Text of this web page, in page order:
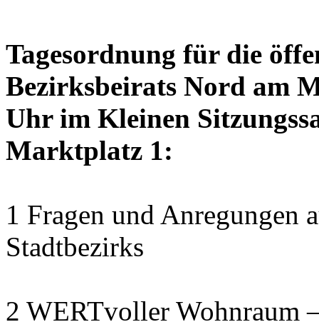
Tagesordnung für die
Bezirksbeirats Nord am
Uhr im Kleinen
Marktplatz 1:
1 Fragen und Anregungen
Stadtbezirks
2 WERTvoller Wohnraum